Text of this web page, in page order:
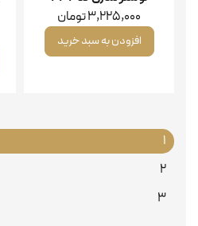
3,225,000تومان
افزودن به سبد خرید
1
2
3